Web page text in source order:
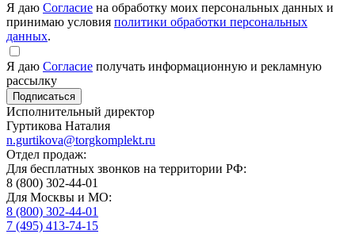
Я даю Согласие на обработку моих персональных данных и
принимаю условия политики обработки персональных
данных.
Я даю Согласие получать информационную и рекламную
рассылку
Исполнительный директор
Гуртикова Наталия
n.gurtikova@torgkomplekt.ru
Отдел продаж:
Для бесплатных звонков на территории РФ:
8 (800) 302-44-01
Для Москвы и МО:
8 (800) 302-44-01
7 (495) 413-74-15